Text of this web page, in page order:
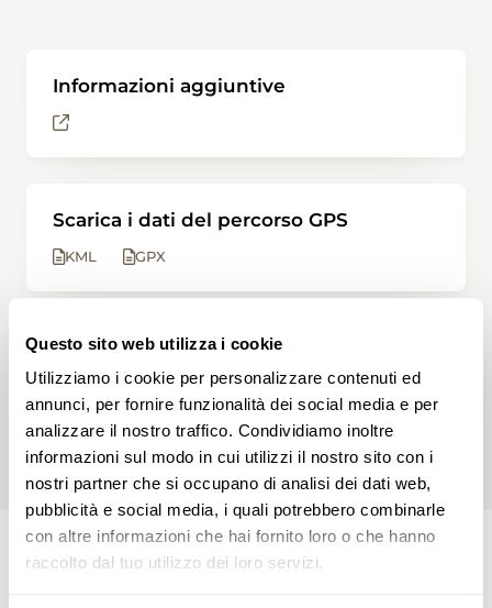
Questo sito web utilizza i cookie
Utilizziamo i cookie per personalizzare contenuti ed
annunci, per fornire funzionalità dei social media e per
analizzare il nostro traffico. Condividiamo inoltre
informazioni sul modo in cui utilizzi il nostro sito con i
nostri partner che si occupano di analisi dei dati web,
pubblicità e social media, i quali potrebbero combinarle
con altre informazioni che hai fornito loro o che hanno
raccolto dal tuo utilizzo dei loro servizi.
Informazioni aggiuntive
Scarica i dati del percorso GPS
KML GPX
APP SWISSTOPO
Apri questa escursione nell'app
swisstopo.